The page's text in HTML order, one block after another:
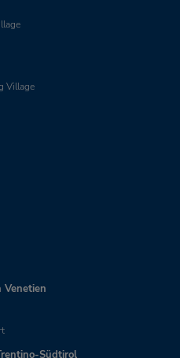
Village
Venetien
Südtirol